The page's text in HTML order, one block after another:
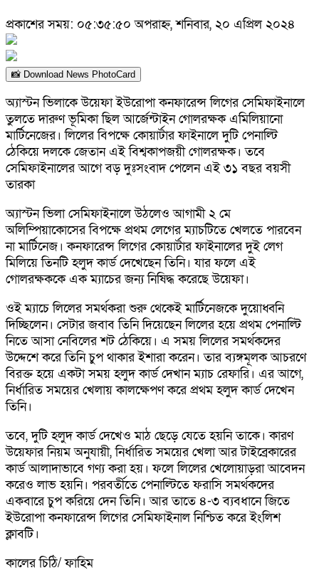
প্রকাশের সময়: ০৫:৩৫:৫০ অপরাহ্ন, শনিবার, ২০ এপ্রিল ২০২৪
📸 Download News PhotoCard
অ্যাস্টন ভিলাকে উয়েফা ইউরোপা কনফারেন্স লিগের সেমিফাইনালে
তুলতে দারুণ ভূমিকা ছিল আর্জেন্টাইন গোলরক্ষক এমিলিয়ানো
মার্টিনেজের। লিলের বিপক্ষে কোয়ার্টার ফাইনালে দুটি পেনাল্টি
ঠেকিয়ে দলকে জেতান এই বিশ্বকাপজয়ী গোলরক্ষক। তবে
সেমিফাইনালের আগে বড় দুঃসংবাদ পেলেন এই ৩১ বছর বয়সী
তারকা
অ্যাস্টন ভিলা সেমিফাইনালে উঠলেও আগামী ২ মে
অলিম্পিয়াকোসের বিপক্ষে প্রথম লেগের ম্যাচটিতে খেলতে পারবেন
না মার্টিনেজ। কনফারেন্স লিগের কোয়ার্টার ফাইনালের দুই লেগ
মিলিয়ে তিনটি হলুদ কার্ড দেখেছেন তিনি। যার ফলে এই
গোলরক্ষককে এক ম্যাচের জন্য নিষিদ্ধ করেছে উয়েফা।
ওই ম্যাচে লিলের সমর্থকরা শুরু থেকেই মার্টিনেজকে দুয়োধ্বনি
দিচ্ছিলেন। সেটার জবাব তিনি দিয়েছেন লিলের হয়ে প্রথম পেনাল্টি
নিতে আসা নেবিলের শট ঠেকিয়ে। এ সময় লিলের সমর্থকদের
উদ্দেশে করে তিনি চুপ থাকার ইশারা করেন। তার ব্যঙ্গমূলক আচরণে
বিরক্ত হয়ে একটা সময় হলুদ কার্ড দেখান ম্যাচ রেফারি। এর আগে,
নির্ধারিত সময়ের খেলায় কালক্ষেপণ করে প্রথম হলুদ কার্ড দেখেন
তিনি।
তবে, দুটি হলুদ কার্ড দেখেও মাঠ ছেড়ে যেতে হয়নি তাকে। কারণ
উয়েফার নিয়ম অনুযায়ী, নির্ধারিত সময়ের খেলা আর টাইব্রেকারের
কার্ড আলাদাভাবে গণ্য করা হয়। ফলে লিলের খেলোয়াড়রা আবেদন
করেও লাভ হয়নি। পরবর্তীতে পেনাল্টিতে ফরাসি সমর্থকদের
একবারে চুপ করিয়ে দেন তিনি। আর তাতে ৪-৩ ব্যবধানে জিতে
ইউরোপা কনফারেন্স লিগের সেমিফাইনাল নিশ্চিত করে ইংলিশ
ক্লাবটি।
কালের চিঠি/ ফাহিম